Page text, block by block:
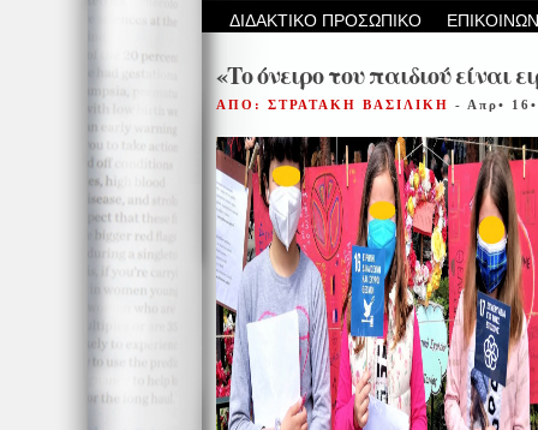
ΔΙΔΑΚΤΙΚΟ ΠΡΟΣΩΠΙΚΟ
«Το όνειρο του παιδιού είναι
ΑΠΟ: ΣΤΡΑΤΑΚΗ ΒΑΣΙΛΙΚΗ - Απρ•